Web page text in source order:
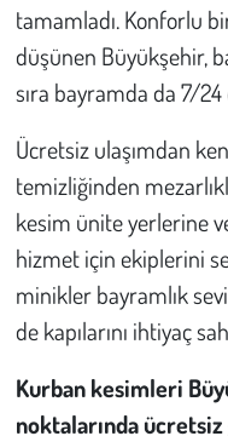
tamamladı. Konforlu
düşünen Büyükşehir,
sıra bayramda da 7/24
Ücretsiz ulaşımdan
temizliğinden
kesim ünite yerlerine
hizmet için ekiplerini
minikler bayramlık
de kapılarını ihtiyaç
Kurban kesimleri
noktalarında